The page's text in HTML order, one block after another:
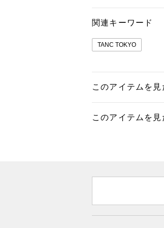
関連キーワード
TANC TOKYO
このアイテムを
このアイテムを